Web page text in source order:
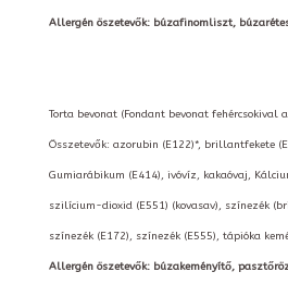
Allergén öszetevők: búzafinomliszt,
Torta bevonat (Fondant bevonat fehércsokival
Összetevők: azorubin (E122)*, brillantfekete
Gumiarábikum (E414), ivóvíz, kakaóvaj,
szilícium-dioxid (E551) (kovasav), színezék
színezék (E172), színezék (E555), tápióka
Allergén öszetevők: búzakeményítő,